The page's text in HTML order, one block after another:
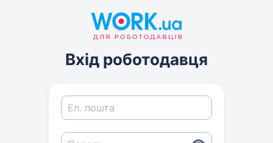
Вхід роботодавця